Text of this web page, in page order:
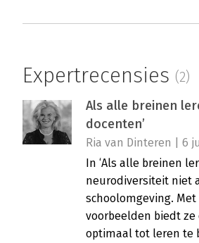
Expertrecensies (2)
Als alle breinen
docenten’
Ria van Dinteren | 6
In ‘Als alle breinen
neurodiversiteit niet
schoolomgeving.
voorbeelden biedt
optimaal tot leren te